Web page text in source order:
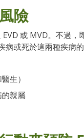
險
或 MVD。不過
病或死於這兩種疾病
生）
親屬